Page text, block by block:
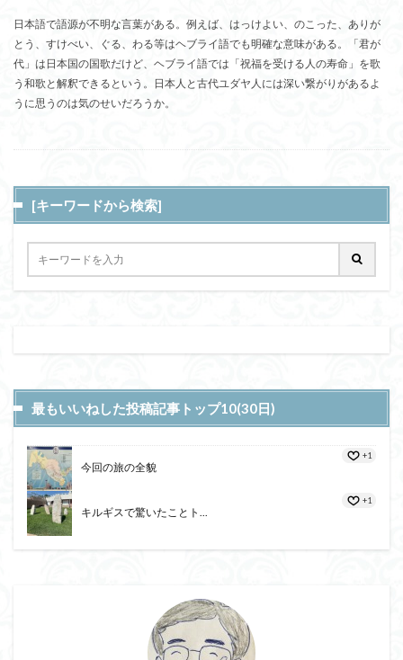
日本語で語源が不明な言葉がある。例えば、はっけよい、のこった、ありが
とう、すけべい、ぐる、わる等はヘブライ語でも明確な意味がある。「君が
代」は日本国の国歌だけど、ヘブライ語では「祝福を受ける人の寿命」を歌
う和歌と解釈できるという。日本人と古代ユダヤ人には深い繋がりがあるよ
うに思うのは気のせいだろうか。
[キーワードから検索]
最もいいねした投稿記事トップ10(30日)
今回の旅の全貌
+1
キルギスで驚いたことト...
+1